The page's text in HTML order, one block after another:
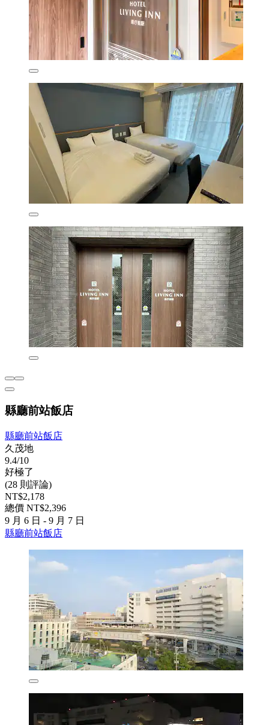
縣廳前站飯店
縣廳前站飯店
久茂地
9.4/10
好極了
(28 則評論)
NT$2,178
總價 NT$2,396
9 月 6 日 - 9 月 7 日
縣廳前站飯店